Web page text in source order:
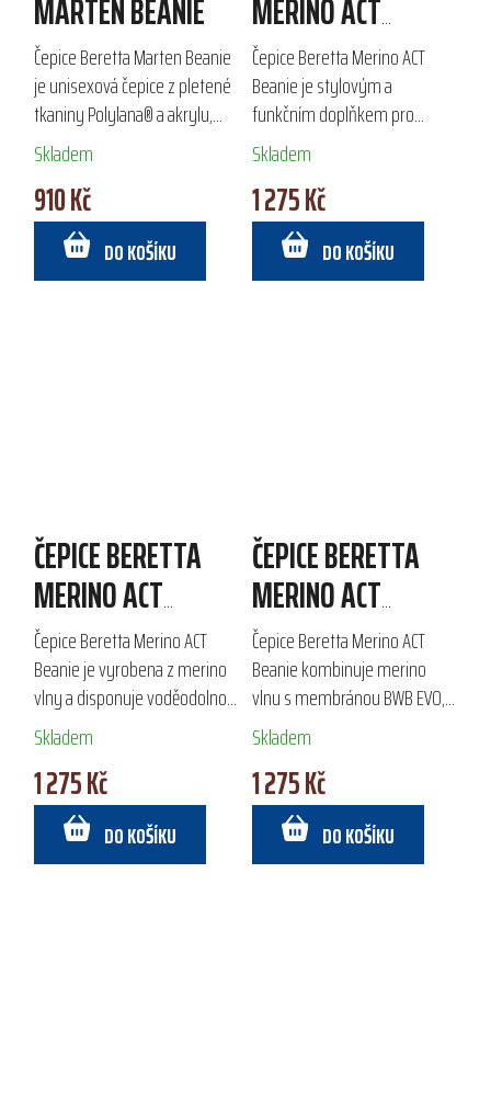
MARTEN BEANIE
Čepice Beretta Marten Beanie
je unisexová čepice z pletené
tkaniny Polylana® a akrylu,
která zajišťuje jemnost a
ekologický přístup. Vnitřní
podšívka z recyklovaného
mikroflísu...
Skladem
910 Kč
DO KOŠÍKU
MERINO ACT
BEANIE
Čepice Beretta Merino ACT
Beanie je stylovým a
funkčním doplňkem pro
chladné podzimní a zimní dny.
Vyrobena z merino vlny s
membránou BWB EVO,
zajišťuje voděodolnost a...
Skladem
1 275 Kč
DO KOŠÍKU
ČEPICE BERETTA
MERINO ACT
BEANIE
Čepice Beretta Merino ACT
Beanie je vyrobena z merino
vlny a disponuje voděodolnou
a prodyšnou membránou
BWB EVO. Ideální pro
outdoorové aktivity a lov,
poskytuje komfort a...
Skladem
1 275 Kč
DO KOŠÍKU
ČEPICE BERETTA
MERINO ACT
BEANIE
Čepice Beretta Merino ACT
Beanie kombinuje merino
vlnu s membránou BWB EVO,
která poskytuje voděodolnost
a prodyšnost. Ideální pro
outdoorové aktivity a lov v
chladných...
Skladem
1 275 Kč
DO KOŠÍKU